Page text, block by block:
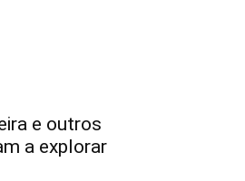
e outros
a explorar